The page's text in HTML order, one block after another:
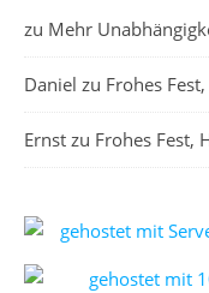
zu Mehr
Daniel zu Frohes
Ernst zu Frohes Fest,